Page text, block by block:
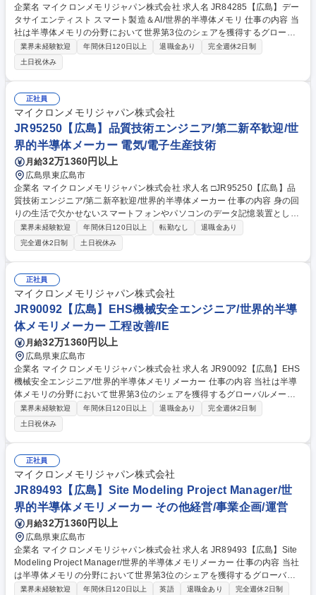
企業名 マイクロンメモリジャパン株式会社 求人名 JR84285【広島】デー
タサイエンティスト スマート製造＆AI/世界的半導体メモリ 仕事の内容 当
社は半導体メモリの分野において世界第3位のシェアを獲得するグローバ
ルメーカーです。今回は、そんな当社のデータサイエンティストとして、
下記の業務をお任せ致します。 【詳細】■経験豊富なデータサイエンティ
スト、データエンジニア、事業領域エンジニア、UXチームと連携し、デ
ータ分析プロジェクトや既存ツールの改善に向けた課題や疑問点を特定 ■
複数の異種ソースから得られる大規模データセットをクリーニング、統
合、評価するためのソフトウェアプログラム、アルゴリズム、自動化プロ
セスの開発を支援 募集職種 JR84285【広島】データサイエンティスト ス
マート製造＆AI/世界的半導体メモリ
業界未経験歓迎 年間休日120日以上 退職金あり
完全週休2日制
土日祝休み
正社員
マイクロンメモリジャパン株式会社
JR95250【広島】品質技術エンジニア/第二新卒歓迎/世
界的半導体メーカー 電気/電子生産技術
月給32万1360円以上
広島県東広島市
企業名 マイクロンメモリジャパン株式会社 求人名 □JR95250【広島】品
質技術エンジニア/第二新卒歓迎/世界的半導体メーカー 仕事の内容 身の回
りの生活で欠かせないスマートフォンやパソコンのデータ記憶装置として
使用される半導体メモリ（DRAM）の世界売上シェア3位の当社にて、ご
経験に合わせて以下の業務をお任せ致します。 【詳細】品質技術エンジニ
ア：半導体製造における品質保証に関わる業務です。原材料管理、クリー
ンルーム環境、生産プロセス、検査システム、出荷テストなど高い品質性
が求められる半導体製造の品質保証業務を担います。 【魅力】半導体メモ
リは、今後のIT社会の発展には欠かせず、自身の仕事を通じて世の中の発
展に貢献することができるやりがいがございます。 募集職種 □JR95250
【広島】品質技術エンジニア/第二新卒歓迎/世界的半導体メーカー
業界未経験歓迎 年間休日120日以上 転勤なし
退職金あり
完全週休2日制
土日祝休み
正社員
マイクロンメモリジャパン株式会社
JR90092【広島】EHS機械安全エンジニア/世界的半導
体メモリメーカー 工程改善/IE
月給32万1360円以上
広島県東広島市
企業名 マイクロンメモリジャパン株式会社 求人名 JR90092【広島】EHS
機械安全エンジニア/世界的半導体メモリメーカー 仕事の内容 当社は半導
体メモリの分野において世界第3位のシェアを獲得するグローバルメーカ
ーです。今回は、そんな当社のEHS機械安全エンジニアとして、下記の業
務をお任せ致します。 ■機械設備・産業機械に関する安全基準・手順の策
定、維持、改善■機械設備におけるリスクアセスメントの実施および是正
措置の推進■労働安全衛生法、機械安全に関する各種法令・規格に基づく
コンプライアンス対応■現場での安全監査、点検、事故・ヒヤリハット事
例の分析と再発防止策の立案■作業者・協力会社への機械安全教育・トレ
ーニングの企画・実施■新規設備導入・改修時の機械安全レビューおよび
承認プロセスへの参画 募集職種 JR90092【広島】EHS機械安全エンジニ
ア/世界的半導体メモリメーカー
業界未経験歓迎 年間休日120日以上 退職金あり
完全週休2日制
土日祝休み
正社員
マイクロンメモリジャパン株式会社
JR89493【広島】Site Modeling Project Manager/世
界的半導体メモリメーカー その他経営/事業企画/運営
月給32万1360円以上
広島県東広島市
企業名 マイクロンメモリジャパン株式会社 求人名 JR89493【広島】Site
Modeling Project Manager/世界的半導体メモリメーカー 仕事の内容 当社
は半導体メモリの分野において世界第3位のシェアを獲得するグローバル
メーカーです。今回は、そんな当社のSite Modeling Project Managerとし
業界未経験歓迎 年間休日120日以上 英語 退職金あり
完全週休2日制